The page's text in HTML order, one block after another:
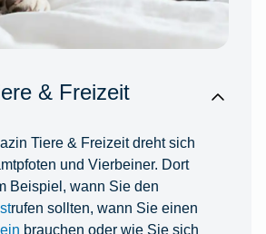
& Freizeit
Tiere & Freizeit dreht sich
und Vierbeiner. Dort
Beispiel, wann Sie den
rufen sollten, wann Sie einen
brauchen oder wie Sie sich